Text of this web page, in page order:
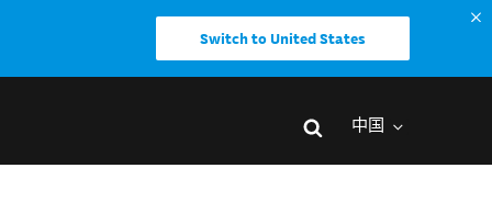
Switch to United States
中国